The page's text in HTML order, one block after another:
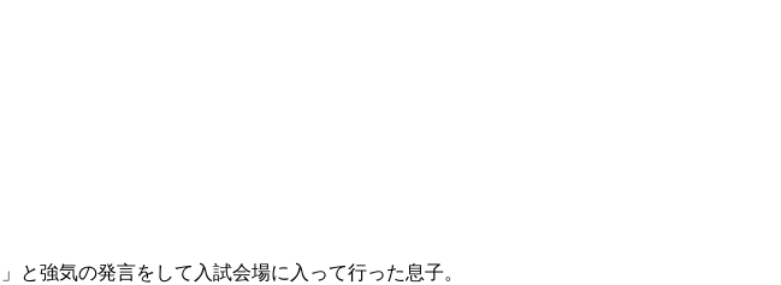
と強気の発言をして入試会場に入って行った息子。